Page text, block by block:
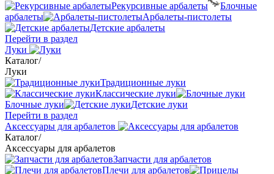
Рекурсивные арбалеты
Блочные
арбалеты
Арбалеты-пистолеты
Детские арбалеты
Перейти в раздел
Луки
Каталог/
Луки
Традиционные луки
Классические луки
Блочные луки
Детские луки
Перейти в раздел
Аксессуары для арбалетов
Каталог/
Аксессуары для арбалетов
Запчасти для арбалетов
Плечи для арбалетов